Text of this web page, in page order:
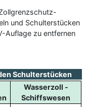
und Schulterstücken
Auflage zu entfernen
Schulterstücken
Wasserzoll -
Schiffswesen